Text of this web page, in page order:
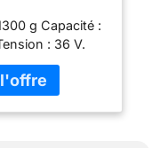
Machines
g Capacité :
: 36 V.